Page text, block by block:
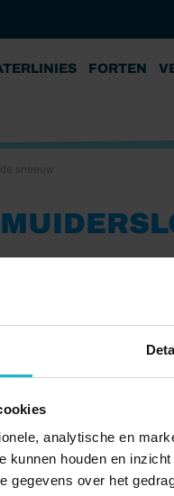
analytische en
kunnen houden en
gegevens over het
FORTEN